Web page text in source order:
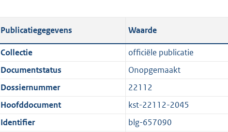
l
i
c
a
t
i
e
i
o
t
t
e
:
1
8
8
t
n
r
s
a
g
Publicatiegegevens Waarde
Collectie
officiële publicatie
Documentstatus
Onopgemaakt
Dossiernummer
22112
Hoofddocument
kst-22112-2045
Identifier
blg-657090